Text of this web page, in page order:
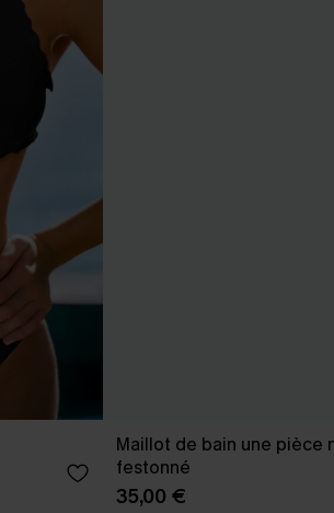
Maillot de bain une pièce
festonné
35,00 €